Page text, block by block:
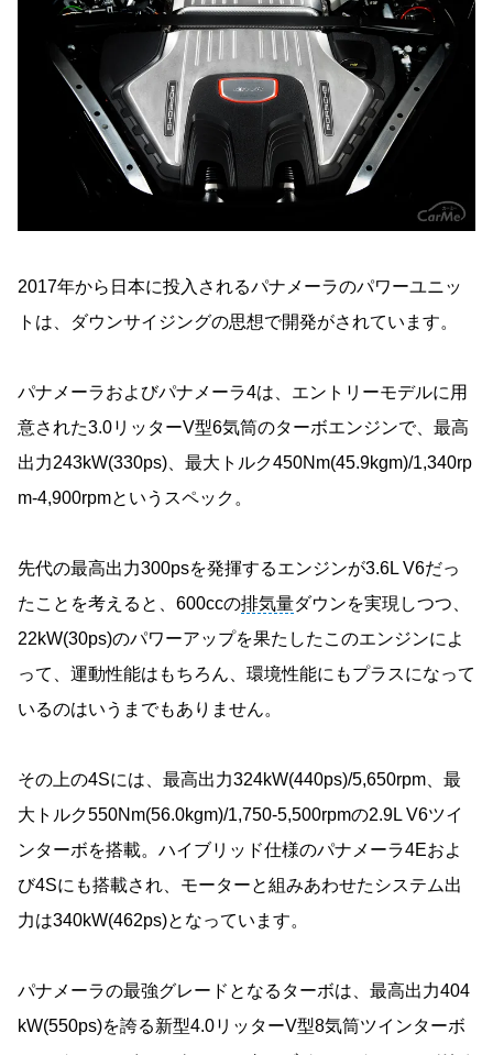
2017年から日本に投入されるパナメーラのパワーユニッ
トは、ダウンサイジングの思想で開発がされています。
パナメーラおよびパナメーラ4は、エントリーモデルに用
意された3.0リッターV型6気筒のターボエンジンで、最高
出力243kW(330ps)、最大トルク450Nm(45.9kgm)/1,340rp
m-4,900rpmというスペック。
先代の最高出力300psを発揮するエンジンが3.6L V6だっ
たことを考えると、600ccの排気量ダウンを実現しつつ、
22kW(30ps)のパワーアップを果たしたこのエンジンによ
って、運動性能はもちろん、環境性能にもプラスになって
いるのはいうまでもありません。
その上の4Sには、最高出力324kW(440ps)/5,650rpm、最
大トルク550Nm(56.0kgm)/1,750-5,500rpmの2.9L V6ツイ
ンターボを搭載。ハイブリッド仕様のパナメーラ4Eおよ
び4Sにも搭載され、モーターと組みあわせたシステム出
力は340kW(462ps)となっています。
パナメーラの最強グレードとなるターボは、最高出力404
kW(550ps)を誇る新型4.0リッターV型8気筒ツインターボ